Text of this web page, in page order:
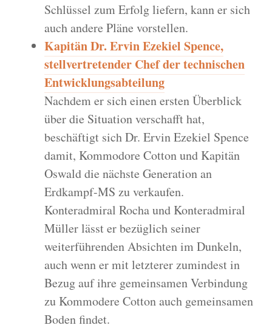
Schlüssel zum Erfolg liefern, kann er sich
auch andere Pläne vorstellen.
Kapitän Dr. Ervin Ezekiel Spence,
stellvertretender Chef der technischen
Entwicklungsabteilung
Nachdem er sich einen ersten Überblick
über die Situation verschafft hat,
beschäftigt sich Dr. Ervin Ezekiel Spence
damit, Kommodore Cotton und Kapitän
Oswald die nächste Generation an
Erdkampf-MS zu verkaufen.
Konteradmiral Rocha und Konteradmiral
Müller lässt er bezüglich seiner
weiterführenden Absichten im Dunkeln,
auch wenn er mit letzterer zumindest in
Bezug auf ihre gemeinsamen Verbindung
zu Kommodere Cotton auch gemeinsamen
Boden findet.